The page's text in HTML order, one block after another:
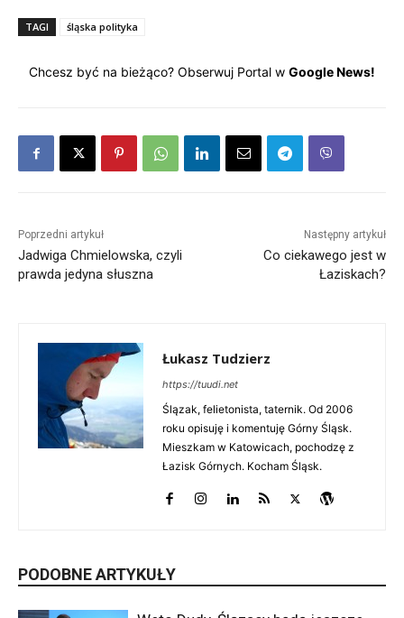
TAGI śląska polityka
Chcesz być na bieżąco? Obserwuj Portal w Google News!
Poprzedni artykuł
Jadwiga Chmielowska, czyli
prawda jedyna słuszna
Następny artykuł
Co ciekawego jest w
Łaziskach?
Łukasz Tudzierz
https://tuudi.net
Ślązak, felietonista, taternik. Od 2006
roku opisuję i komentuję Górny Śląsk.
Mieszkam w Katowicach, pochodzę z
Łazisk Górnych. Kocham Śląsk.
PODOBNE ARTYKUŁY